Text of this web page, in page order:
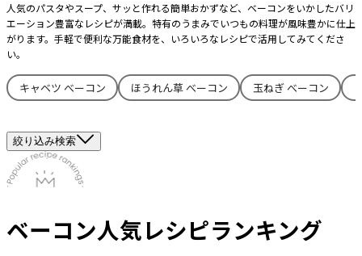
人気のパスタやスープ、サッと作れる簡単おかずなど、ベーコンをいかしたバリ
エーション豊富なレシピが満載。特有のうまみでいつもの料理が風味豊かに仕上
がります。手軽で便利な万能食材を、いろいろなレシピで活用してみてくださ
い。
キャベツ べーコン ほうれん草 べーコン 玉ねぎ べーコン
絞り込み検索
ベーコン人気レシピランキング